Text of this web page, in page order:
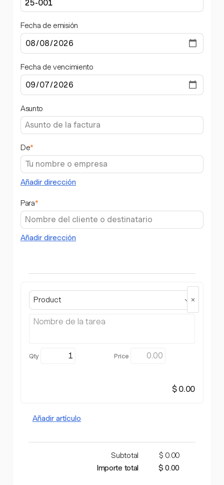
Fecha de emisión
Fecha de vencimiento
Asunto
De*
Añadir dirección
Para*
Añadir dirección
Product
$ 0.00
Añadir artículo
Subtotal
$ 0.00
Importe total
$ 0.00